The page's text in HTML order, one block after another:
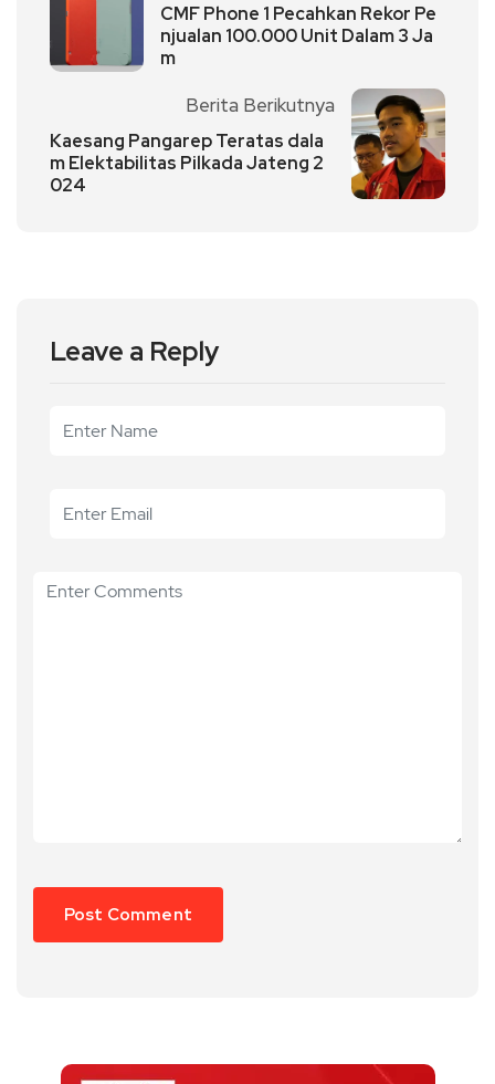
CMF Phone 1 Pecahkan Rekor Pe
njualan 100.000 Unit Dalam 3 Ja
m
Berita Berikutnya
Kaesang Pangarep Teratas dala
m Elektabilitas Pilkada Jateng 2
024
Leave a Reply